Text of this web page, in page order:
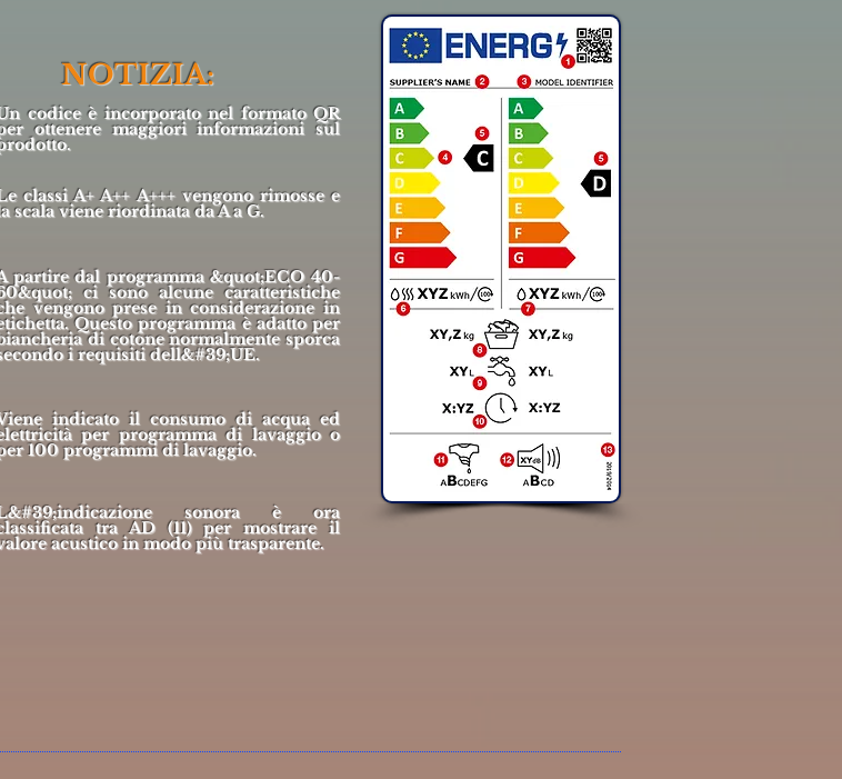
NOTIZIA:
codice è incorporato nel formato QR
ottenere maggiori informazioni sul
classi A+ A++ A+++ vengono rimosse e
scala viene riordinata da A a G.
partire dal programma &quot;ECO 40-
ci sono alcune caratteristiche
vengono prese in considerazione in
Questo programma è adatto per
di cotone normalmente sporca
i requisiti dell&#39;UE.
indicato il consumo di acqua ed
per programma di lavaggio o
100 programmi di lavaggio.
sonora è ora
tra AD (11) per mostrare il
acustico in modo più trasparente.